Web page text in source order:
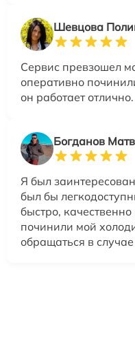
Шевцова
Сервис превзошел
оперативно
он работает отлично.
Богданов
Я был
был бы
быстро,
починили мой
обращаться в